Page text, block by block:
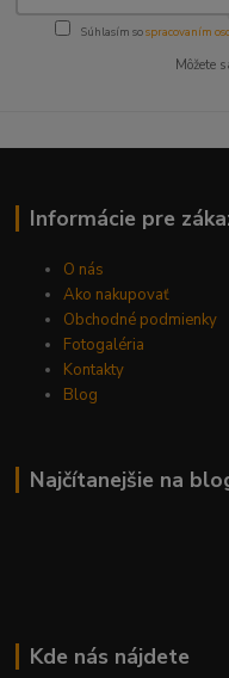
Súhlasím sospracovaním
Môžete
Informácie pre
O nás
Ako nakupovať
Obchodné podmienky
Fotogaléria
Kontakty
Blog
Najčítanejšie na
Kde nás nájdete